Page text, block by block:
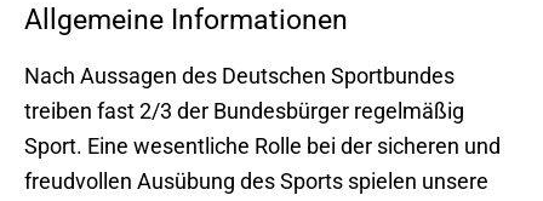
Allgemeine Informationen
Nach Aussagen des Deutschen Sportbundes
treiben fast 2/3 der Bundesbürger regelmäßig
Sport. Eine wesentliche Rolle bei der sicheren und
freudvollen Ausübung des Sports spielen unsere